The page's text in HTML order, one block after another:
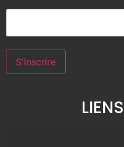
S'inscrire